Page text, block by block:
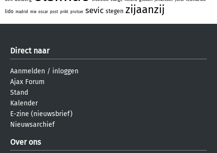
lido madrid mie oscar post prikt prutser sevic stegen zijaanzij
Direct naar
Aanmelden / inloggen
Ajax Forum
Stand
Kalender
E-zine (nieuwsbrief)
Nieuwsarchief
Over ons